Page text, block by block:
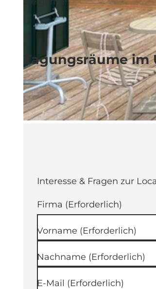
Tagungsräume
Interesse & Fragen zur
Firma (Erforderlich)
Vorname (Erforderlich)
Nachname (Erforderlich)
E-Mail (Erforderlich)